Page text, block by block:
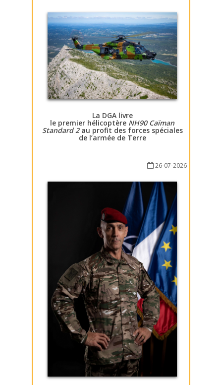
La DGA livre
le premier hélicoptère NH90 Caïman
Standard 2au profit des forces spéciales
de l’armée de Terre
26-07-2026